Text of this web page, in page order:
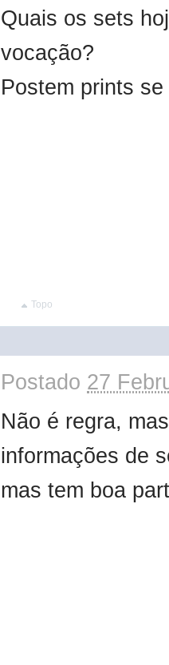
Quais os sets
vocação?
Postem prints
Topo
Postado 27
Não é regra,
informações de
mas tem boa